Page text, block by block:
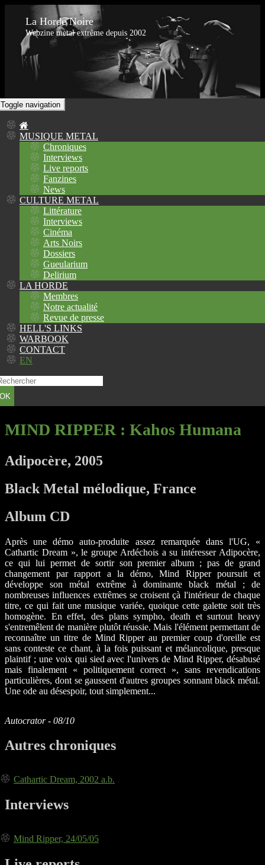
La Horde Noire
Webzine metal extrême depuis 2002
Toggle navigation
MUSIQUE METAL
Chroniques
Interviews
Live reports
Fanzines
News
CULTURE METAL
Littérature
Interviews
Cinéma
Arts Noirs
Dossiers
Gueularium
Delirium
LA HORDE
Membres
Notre actualité
Revue de presse
HELL'S LINKS
WARBOOK
CONTACT
EN
OK
MIND RIPPER : Kahos Humana
Adipocère, 2005
Black Metal mélodique, France
Album CD
Après une démo auto-produite assez remarquée dans l'UG, «
Cathartic Dream », le groupe Ardéchois a su intéresser Adipocère,
ce qui lui permet de sortir son premier album ; pas de grand
changement par rapport a la démo, Mind Ripper poursuit et
développe son métal extrême à dominante black métal ; de
nombreuses influences extrêmes se croisent çà l'intérieur de chaque
titre, ce qui fait une musique variée, quoique cette galette soit très
homogène. En effet, des plans sympho, death et surtout heavy
s'entremêlent de manière plutôt réussie. Mais l'élément permettant de
reconnaître un titre de Mind Ripper au premier coup d'oreille est
sans conteste ce chant, à la fois puissant et mélancolique, presque
plaintif ; une voix qui sied avec l'univers de Mind Ripper, désabusé
mais finalement « politiquement correct », sans revendications
particulières, dont se gaussent d'autres groupes sonnant black métal.
Une ode au désespoir, tout simplement...
Autocrator - 08/10
Autres chroniques
Cathartic Dream, 2002 a.b.
Interviews
Mind Ripper, 24/05/05